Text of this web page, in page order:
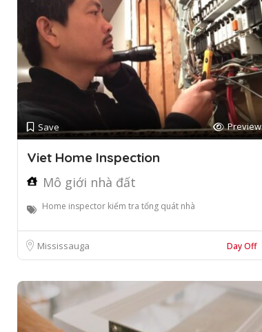
Save Preview
Viet Home Inspection
Mô giới nhà đất
Home inspector kiểm tra tổng quát nhà
Mississauga Day Off